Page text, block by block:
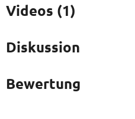
Videos (1)
Diskussion
Bewertung